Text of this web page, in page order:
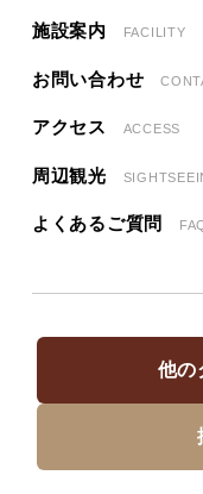
施設案内 FACILITY
お問い合わせ
アクセス ACCESS
周辺観光
よくあるご質問
他の